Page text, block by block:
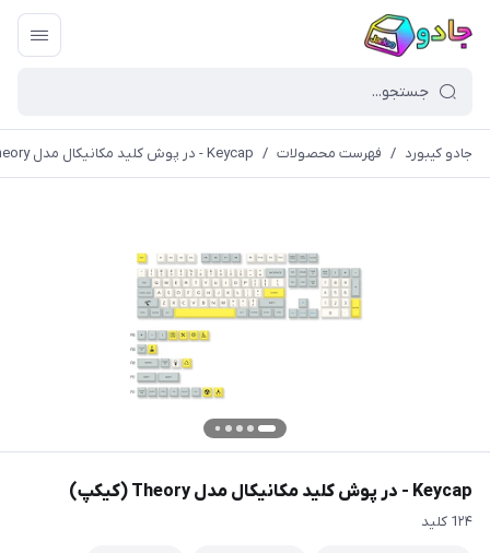
جادو کیبورد / فهرست محصولات / Keycap - در پوش کلید مکانیکال مدل Theory (کیکپ)
Keycap - در پوش کلید مکانیکال مدل Theory (کیکپ)
1۲۴ کلید